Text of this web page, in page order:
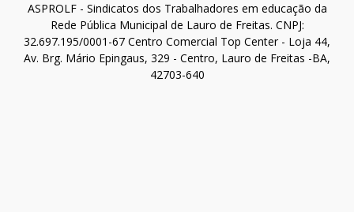
ASPROLF - Sindicatos dos Trabalhadores em educação da
Rede Pública Municipal de Lauro de Freitas. CNPJ:
32.697.195/0001-67 Centro Comercial Top Center - Loja 44,
Av. Brg. Mário Epingaus, 329 - Centro, Lauro de Freitas -BA,
42703-640